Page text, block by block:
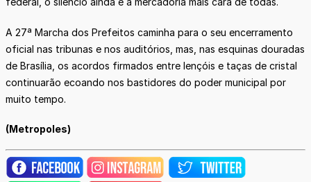
A 27ª Marcha dos Prefeitos caminha para o seu encerramento
oficial nas tribunas e nos auditórios, mas, nas esquinas douradas
de Brasília, os acordos firmados entre lençóis e taças de cristal
continuarão ecoando nos bastidores do poder municipal por
muito tempo.
(Metropoles)